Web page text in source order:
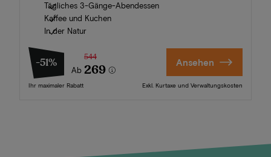
Tägliches 3-Gänge-Abendessen
Kaffee und Kuchen
In der Natur
-51%
Ab
544
269
Ihr maximaler Rabatt
Ansehen
Exkl. Kurtaxe und Verwaltungskosten